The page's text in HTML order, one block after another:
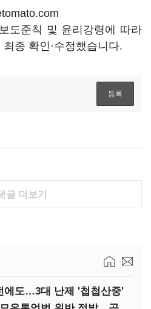
도준칙 및 윤리강령에 따라
종 확인·수정했습니다.
글 더보기
에도…3대 난제 '첩첩산중'